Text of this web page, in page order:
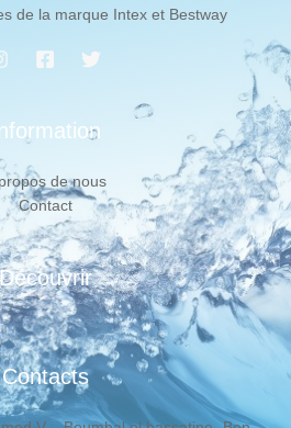
de la marque Intex et Bestway
de nous
Contact
Contacts